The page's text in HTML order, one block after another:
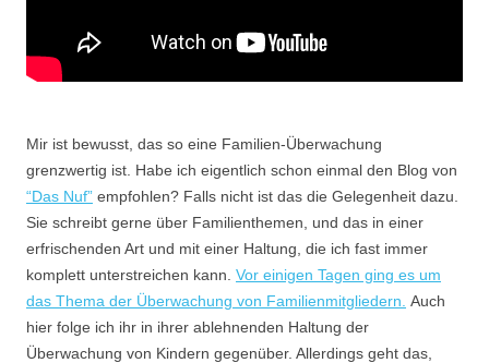
Mir ist bewusst, das so eine Familien-Überwachung
grenzwertig ist. Habe ich eigentlich schon einmal den Blog von
“Das Nuf” empfohlen? Falls nicht ist das die Gelegenheit dazu.
Sie schreibt gerne über Familienthemen, und das in einer
erfrischenden Art und mit einer Haltung, die ich fast immer
komplett unterstreichen kann. Vor einigen Tagen ging es um
das Thema der Überwachung von Familienmitgliedern. Auch
hier folge ich ihr in ihrer ablehnenden Haltung der
Überwachung von Kindern gegenüber. Allerdings geht das,